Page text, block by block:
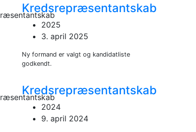
Kredsrepræsentantskab
2025
3. april 2025
Ny formand er valgt og kandidatliste
godkendt.
Kredsrepræsentantskab
2024
9. april 2024